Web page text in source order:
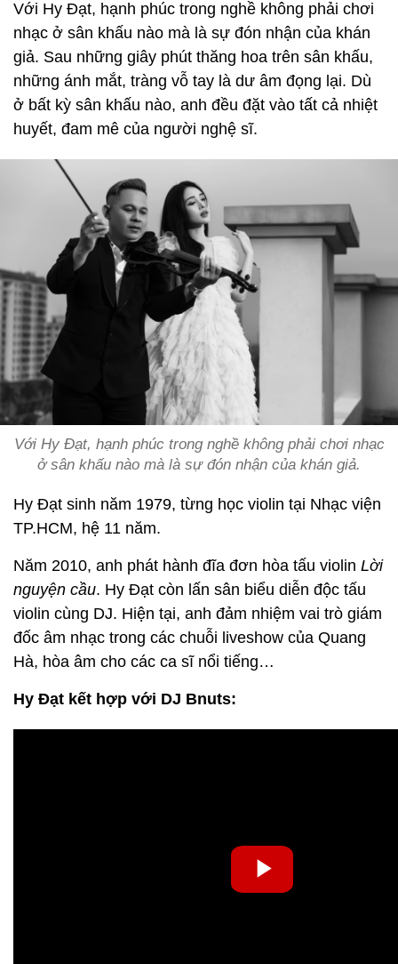
Với Hy Đạt, hạnh phúc trong nghề không phải chơi
nhạc ở sân khấu nào mà là sự đón nhận của khán
giả. Sau những giây phút thăng hoa trên sân khấu,
những ánh mắt, tràng vỗ tay là dư âm đọng lại. Dù
ở bất kỳ sân khấu nào, anh đều đặt vào tất cả nhiệt
huyết, đam mê của người nghệ sĩ.
Với Hy Đạt, hạnh phúc trong nghề không phải chơi nhạc
ở sân khấu nào mà là sự đón nhận của khán giả.
Hy Đạt sinh năm 1979, từng học violin tại Nhạc viện
TP.HCM, hệ 11 năm.
Năm 2010, anh phát hành đĩa đơn hòa tấu violin Lời
nguyện cầu. Hy Đạt còn lấn sân biểu diễn độc tấu
violin cùng DJ. Hiện tại, anh đảm nhiệm vai trò giám
đốc âm nhạc trong các chuỗi liveshow của Quang
Hà, hòa âm cho các ca sĩ nổi tiếng…
Hy Đạt kết hợp với DJ Bnuts: